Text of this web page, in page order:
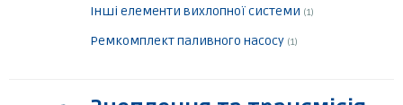
Інші елементи вихлопної системи (1)
Ремкомплект паливного насосу (1)